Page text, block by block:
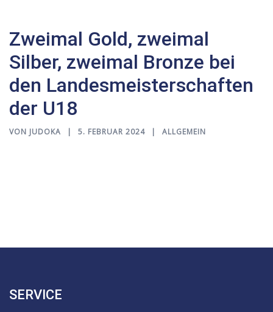
Zweimal Gold, zweimal
Silber, zweimal Bronze bei
den Landesmeisterschaften
der U18
VON JUDOKA 5. FEBRUAR 2024 ALLGEMEIN
SERVICE